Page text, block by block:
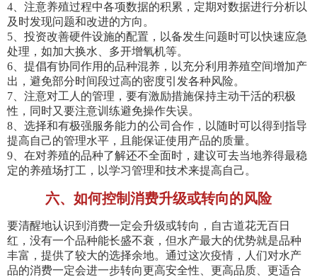
4、注意养殖过程中各项数据的积累，定期对数据进行分析以
及时发现问题和改进的方向。
5、投资改善硬件设施的配置，以备发生问题时可以快速应急
处理，如加大换水、多开增氧机等。
6、提倡有协同作用的品种混养，以充分利用养殖空间增加产
出，避免部分时间段过高的密度引发各种风险。
7、注意对工人的管理，要有激励措施保持主动干活的积极
性，同时又要注意训练避免操作失误。
8、选择和有极强服务能力的公司合作，以随时可以得到指导
提高自己的管理水平，且能保证使用产品的质量。
9、在对养殖的品种了解还不全面时，建议可去当地养得最稳
定的养殖场打工，以学习管理和技术来提高自己。
六、如何控制消费升级或转向的风险
要清醒地认识到消费一定会升级或转向，自古道花无百日
红，没有一个品种能长盛不衰，但水产最大的优势就是品种
丰富，提供了较大的选择余地。通过这次疫情，人们对水产
品的消费一定会进一步转向更高安全性、更高品质、更适合